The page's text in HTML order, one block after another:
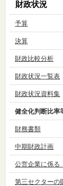
財政状況
予算
決算
財政比較分析
財政状況一覧表
財政状況資料集
健全化判断比率
財務書類
中期財政計画
公営企業に係る
第三セクターの